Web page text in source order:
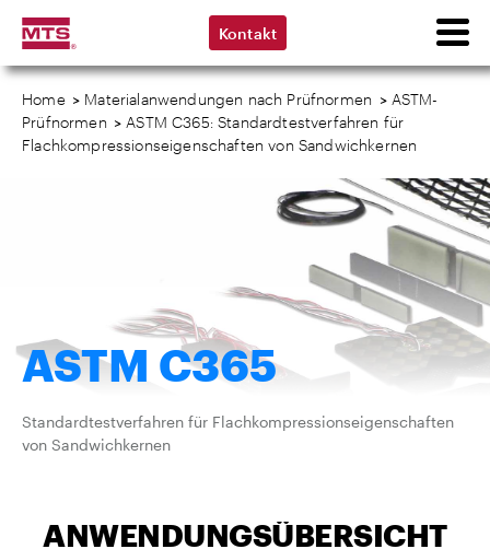
Kontakt
Home > Materialanwendungen nach Prüfnormen > ASTM-
Prüfnormen > ASTM C365: Standardtestverfahren für
Flachkompressionseigenschaften von Sandwichkernen
ASTM C365
Standardtestverfahren für Flachkompressionseigenschaften
von Sandwichkernen
ANWENDUNGSÜBERSICHT